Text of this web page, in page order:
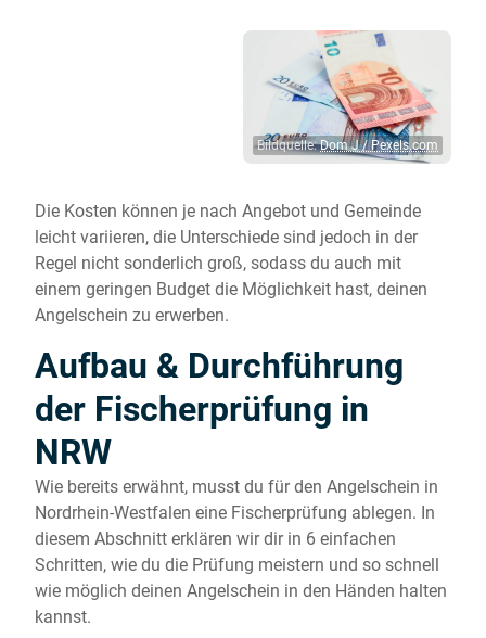
Bildquelle:Dom J / Pexels.com
Die Kosten können je nach Angebot und Gemeinde
leicht variieren, die Unterschiede sind jedoch in der
Regel nicht sonderlich groß, sodass du auch mit
einem geringen Budget die Möglichkeit hast, deinen
Angelschein zu erwerben.
Aufbau & Durchführung
der Fischerprüfung in
NRW
Wie bereits erwähnt, musst du für den Angelschein in
Nordrhein-Westfalen eine Fischerprüfung ablegen. In
diesem Abschnitt erklären wir dir in 6 einfachen
Schritten, wie du die Prüfung meistern und so schnell
wie möglich deinen Angelschein in den Händen halten
kannst.